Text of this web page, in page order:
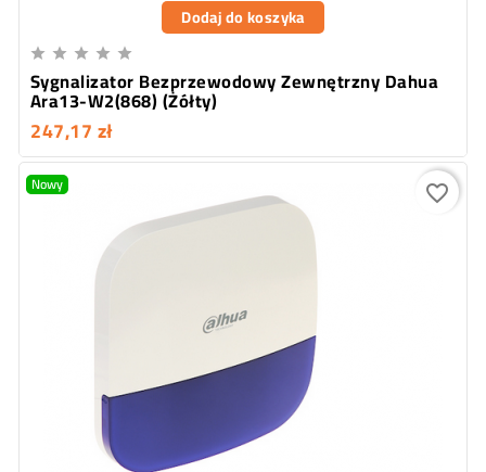
Dodaj do koszyka
    
Sygnalizator Bezprzewodowy Zewnętrzny Dahua
Ara13-W2(868) (Żółty)
247,17 zł
Nowy favorite_border